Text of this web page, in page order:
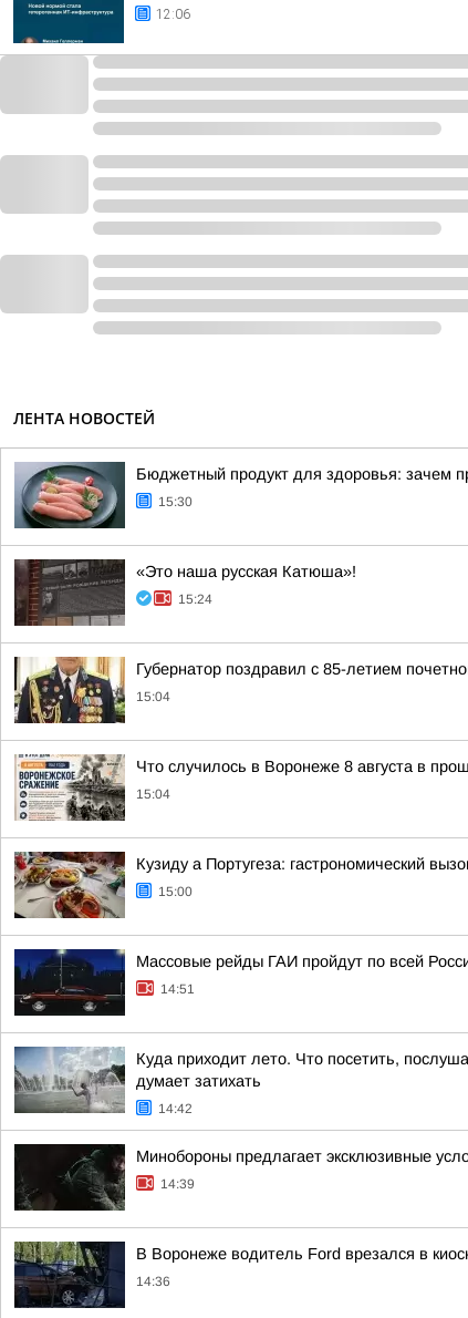
12:06
ЛЕНТА НОВОСТЕЙ
Бюджетный продукт для здоровья: зачем
15:30
«Это наша русская Катюша»!
15:24
Губернатор поздравил с 85-летием
15:04
Что случилось в Воронеже 8 августа в
15:04
Кузиду а Португеза: гастрономический
15:00
Массовые рейды ГАИ пройдут по всей
14:51
Куда приходит лето. Что посетить,
думает затихать
14:42
Минобороны предлагает эксклюзивные
14:39
В Воронеже водитель Ford врезался в
14:36